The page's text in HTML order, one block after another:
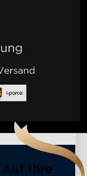
Auf Ihre